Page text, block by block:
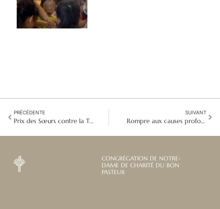
PRÉCÉDENTE
Prix des Sœurs contre la Traite : Sr Marie Claude Naddaff reçoit le Prix de la Dignité Humaine
SUIVANT
Rompre aux causes profondes de la traite des êtres humains
CONGRÉGATION DE NOTRE-
DAME DE CHARITÉ DU BON
PASTEUR